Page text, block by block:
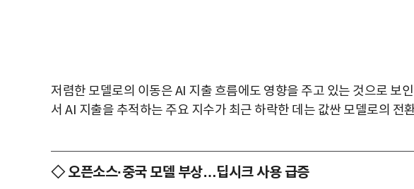
저렴한 모델로의 이동은 AI 지출 흐름에도 영향을 주고 있는 것으로 보
서 AI 지출을 추적하는 주요 지수가 최근 하락한 데는 값싼 모델로의 전
◇ 오픈소스·중국 모델 부상…딥시크 사용 급증